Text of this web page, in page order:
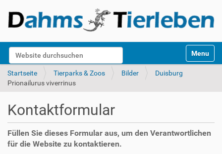
Website durchsuchen
k
Toggle
Startseite Tierparks & Zoos Bilder
Duisburg
Prionailurus viverrinus
Kontaktformular
Füllen Sie dieses Formular aus, um den Verantwortlichen
für die Website zu kontaktieren.